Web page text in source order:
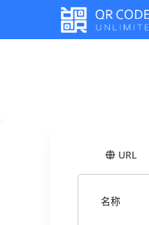
URL
名称